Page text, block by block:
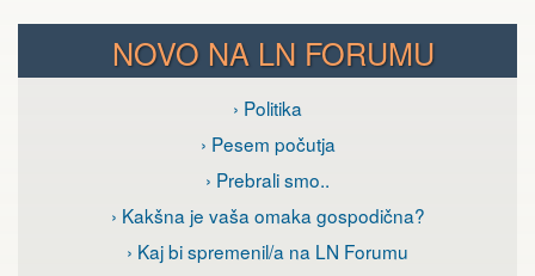
NOVO NA LN FORUMU
› Politika
› Pesem počutja
› Prebrali smo..
› Kakšna je vaša omaka gospodična?
› Kaj bi spremenil/a na LN Forumu